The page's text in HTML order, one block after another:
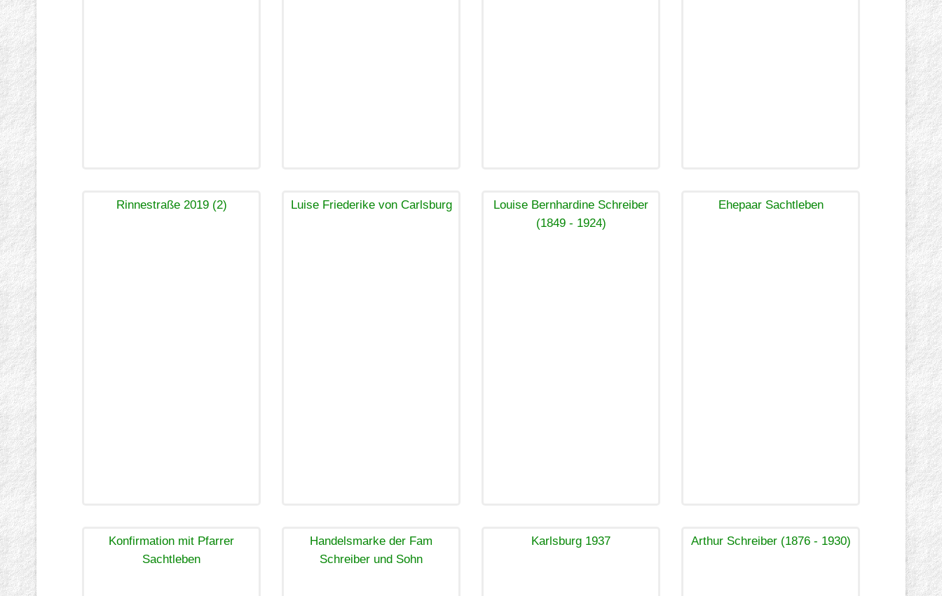
Rinnestraße 2019 (2) Luise Friederike von Carlsburg
Louise Bernhardine Schreiber
(1849 - 1924)
Ehepaar Sachtleben
Konfirmation mit Pfarrer
Sachtleben
Handelsmarke der Fam
Schreiber und Sohn
Karlsburg 1937 Arthur Schreiber (1876 - 1930)